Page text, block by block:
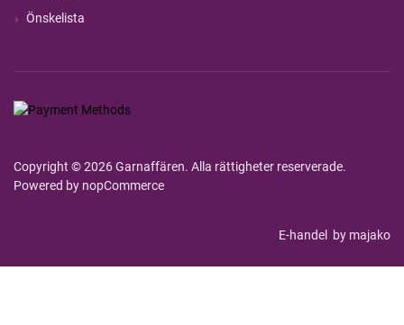
Önskelista
Copyright © 2026 Garnaffären. Alla rättigheter reserverade.
Powered by nopCommerce
E-handel by majako